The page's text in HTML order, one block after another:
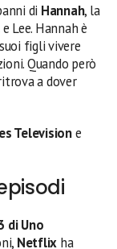
di Hannah, la
Lee. Hannah è
figli vivere
Quando però
a dover
Televisione
di Uno
Netflix ha